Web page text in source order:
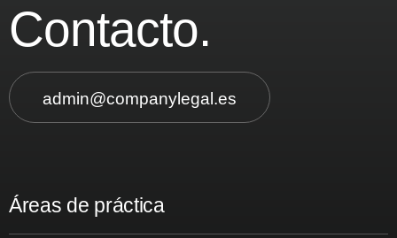
Contacto.
admin@companylegal.es
Áreas de práctica